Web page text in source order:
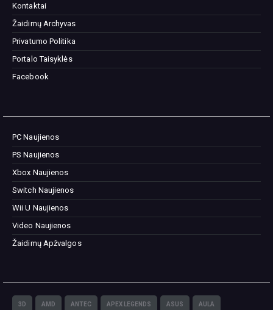
Kontaktai
Žaidimų Archyvas
Privatumo Politika
Portalo Taisyklės
Facebook
PC Naujienos
PS Naujienos
Xbox Naujienos
Switch Naujienos
Wii U Naujienos
Video Naujienos
Žaidimų Apžvalgos
3D AMD ANTEC APEX LEGENDS ASUS AULA